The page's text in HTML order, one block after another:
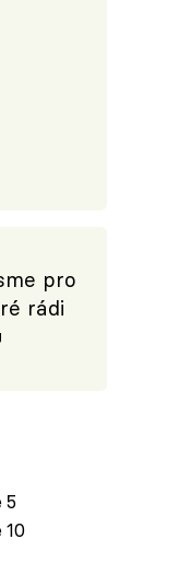
pro
rádi
5
10